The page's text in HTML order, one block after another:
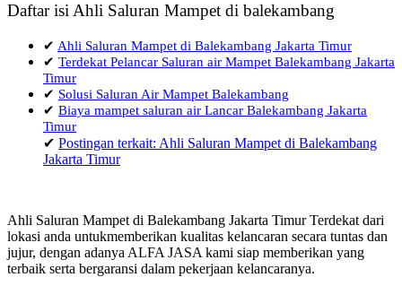
Daftar isi Ahli Saluran Mampet di balekambang
✔ Ahli Saluran Mampet di Balekambang Jakarta Timur
✔ Terdekat Pelancar Saluran air Mampet Balekambang Jakarta
Timur
✔ Solusi Saluran Air Mampet Balekambang
✔ Biaya mampet saluran air Lancar Balekambang Jakarta
Timur
✔ Postingan terkait: Ahli Saluran Mampet di Balekambang
Jakarta Timur
Ahli Saluran Mampet di Balekambang Jakarta Timur Terdekat dari
lokasi anda untukmemberikan kualitas kelancaran secara tuntas dan
jujur, dengan adanya ALFA JASA kami siap memberikan yang
terbaik serta bergaransi dalam pekerjaan kelancaranya.